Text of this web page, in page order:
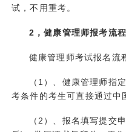
试，不用重考。
2，健康管理师报考流程
健康管理师考试报名流
（1）、健康管理师指
考条件的考生可直接通过中
（2）、报名填写提交